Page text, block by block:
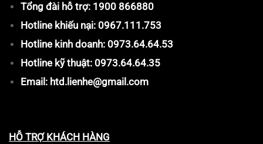
Tổng đài hỗ trợ: 1900 866880
Hotline khiếu nại: 0967.111.753
Hotline kinh doanh: 0973.64.64.53
Hotline kỹ thuật: 0973.64.64.35
Email: htd.lienhe@gmail.com
HỖ TRỢ KHÁCH HÀNG